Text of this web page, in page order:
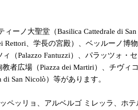
ノ大聖堂（Basilica Cattedrale di
、学長の宮殿）、ベッルーノ博
（Palazzo Fantuzzi）、パラッツォ・
者広場（Piazza dei Martiri）、チヴ
San Nicolò）等があります。
ッリョ、アルベルゴ ミレッラ、ホ